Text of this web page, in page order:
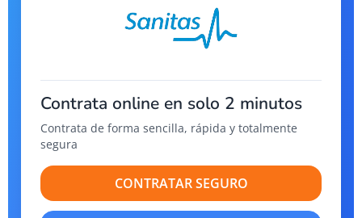
Contrata online en solo 2 minutos
Contrata de forma sencilla, rápida y totalmente
segura
CONTRATAR SEGURO